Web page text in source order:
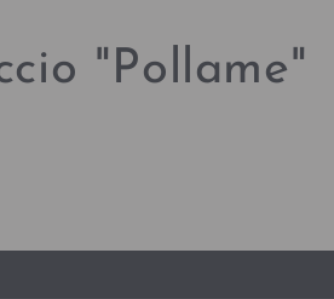
"Pollame"